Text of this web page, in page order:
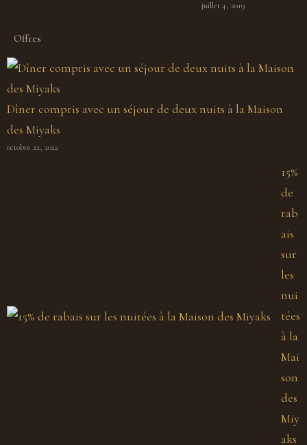
juillet 4, 2019
Offres
Dîner compris avec un séjour de deux nuits à la Maison
des Miyaks
octobre 22, 2022
15%
de
rab
ais
sur
les
nui
tées
à la
Mai
son
des
Miy
aks